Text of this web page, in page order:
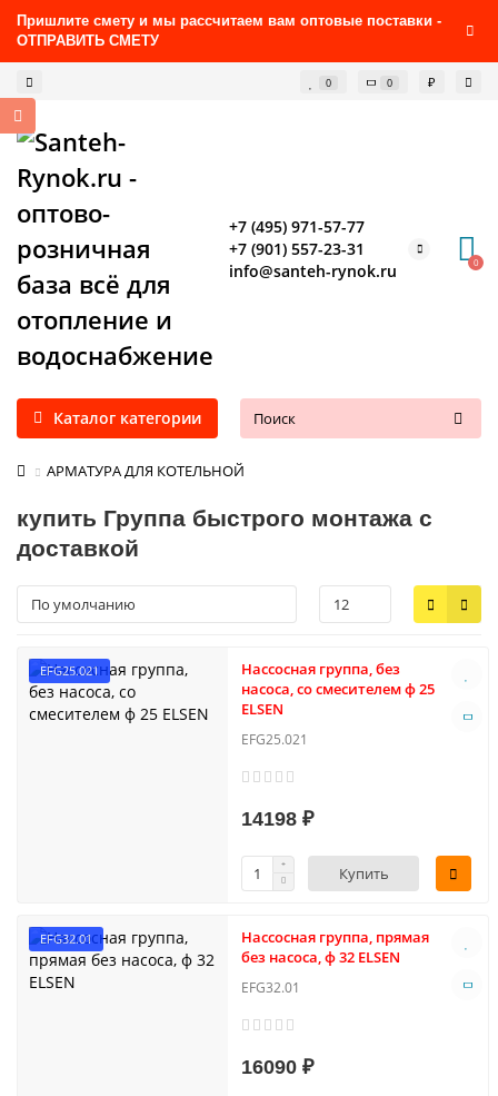
Пришлите смету и мы рассчитаем вам оптовые поставки -
ОТПРАВИТЬ СМЕТУ
0 0 ₽
+7 (495) 971-57-77
+7 (901) 557-23-31
info@santeh-rynok.ru
0
Каталог категории
АРМАТУРА ДЛЯ КОТЕЛЬНОЙ
купить Группа быстрого монтажа с
доставкой
EFG25.021
Нассосная группа, без
насоса, со смесителем ф 25
ELSEN
EFG25.021
14198 ₽
Купить
EFG32.01
Нассосная группа, прямая
без насоса, ф 32 ELSEN
EFG32.01
16090 ₽